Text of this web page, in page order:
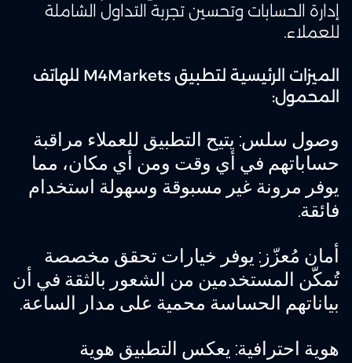
إدارة الحسابات وتحسين تجربة التداول الشاملة
للعملاء.
الميزات الرئيسية لتطبيق M4Markets للهاتف
المحمول:
وصول سلس: يتيح التطبيق للعملاء مراقبة
حساباتهم في أي وقت ومن أي مكان، مما
يوفر مرونة غير مسبوقة وسهولة استخدام
فائقة.
أمان مُعزّز : يوفر خيارات تحقق مخصصة
تُمكّن المستخدمين من الشعور بالثقة في أن
بياناتهم الحساسة محمية على مدار الساعة.
هوية احترافية: يعكس التطبيق هوية